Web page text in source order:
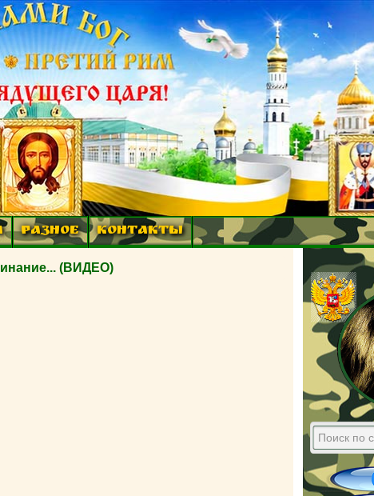
РАЗНОЕ КОНТАКТЫ
(ВИДЕО)